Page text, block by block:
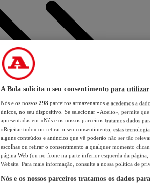
A Bola solicita o seu consentimento para utilizar
Nós e os nossos 298 parceiros armazenamos e acedemos a
únicos, no seu dispositivo. Se selecionar «Aceito», permite
apresentadas em «Nós e os nossos parceiros tratamos dados
«Rejeitar tudo» ou retirar o seu consentimento, estas
alguns conteúdos e anúncios que vê poderão não ser tão
escolhas ou retirar o consentimento a qualquer momento
página Web (ou no ícone na parte inferior esquerda da página,
Website. Para mais informação, consulte a nossa política de
Nós e os nossos parceiros tratamos os dados